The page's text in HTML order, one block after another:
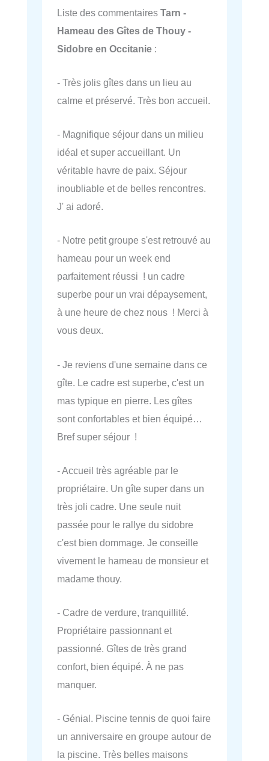
Liste des commentaires Tarn -
Hameau des Gîtes de Thouy -
Sidobre en Occitanie :
- Très jolis gîtes dans un lieu au
calme et préservé. Très bon accueil.
- Magnifique séjour dans un milieu
idéal et super accueillant. Un
véritable havre de paix. Séjour
inoubliable et de belles rencontres.
J' ai adoré.
- Notre petit groupe s'est retrouvé au
hameau pour un week end
parfaitement réussi ! un cadre
superbe pour un vrai dépaysement,
à une heure de chez nous ! Merci à
vous deux.
- Je reviens d'une semaine dans ce
gîte. Le cadre est superbe, c'est un
mas typique en pierre. Les gîtes
sont confortables et bien équipé…
Bref super séjour !
- Accueil très agréable par le
propriétaire. Un gîte super dans un
très joli cadre. Une seule nuit
passée pour le rallye du sidobre
c'est bien dommage. Je conseille
vivement le hameau de monsieur et
madame thouy.
- Cadre de verdure, tranquillité.
Propriétaire passionnant et
passionné. Gîtes de très grand
confort, bien équipé. À ne pas
manquer.
- Génial. Piscine tennis de quoi faire
un anniversaire en groupe autour de
la piscine. Très belles maisons